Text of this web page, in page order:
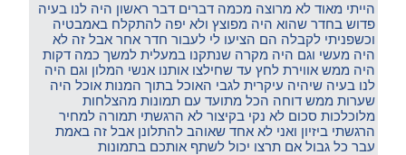
הייתי מאוד לא מרוצה מכמה דברים דבר ראשון היה לנו בעיה
פדוש בחדר שהוא היה מפוצץ ולא יפה להתקלח באמבטיה
וכשפניתי לקבלה הם הציעו לי לעבור חדר אחר אבל זה לא
היה מעשי וגם היה מקרה שנתקנו במעלית למשך כמה דקות
היה ממש אווירת לחץ עד שחילצו אותנו אנשי המלון וגם היה
לנו בעיה שיהיה עיקרית לגבי האוכל בתוך המנות אוכל היה
שערות ממש דוחה הכל מתועד עם תמונות מהצלחות
מלוכלכות סכום לא נקי בקיצור לא הרגשתי תמורה למחיר
הרגשתי ביזיון ואני לא אחד שאוהב להתלונן אבל זה באמת
עבר כל גבול אם תרצו יכול לשתף אותכם בתמונות